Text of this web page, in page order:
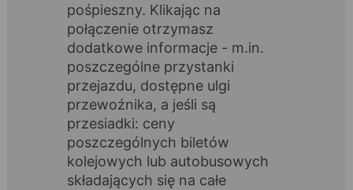
pośpieszny. Klikając na
połączenie otrzymasz
dodatkowe informacje - m.in.
poszczególne przystanki
przejazdu, dostępne ulgi
przewoźnika, a jeśli są
przesiadki: ceny
poszczególnych biletów
kolejowych lub autobusowych
składających się na całe